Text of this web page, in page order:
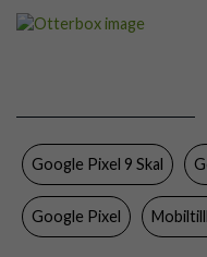
Färg
Varumärke
Google Pixel 9 Skal
Google Pixel